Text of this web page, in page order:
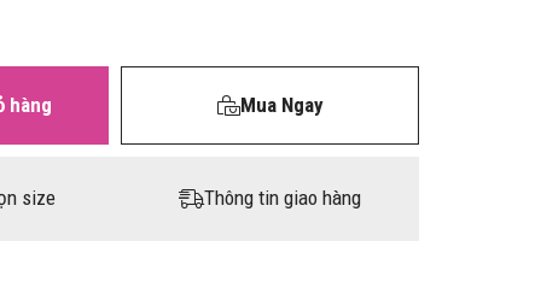
hàng Mua Ngay
size Thông tin giao hàng